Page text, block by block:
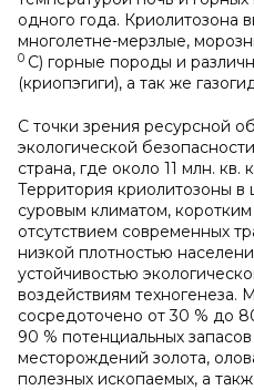
одного года. Криолитозона
многолетне-мерзлые,
0 С) горные породы и
(криопэгиги), а так же
С точки зрения ресурсной
экологической
страна, где около 11 млн. кв.
Территория криолитозоны в
суровым климатом,
отсутствием современных
низкой плотностью
устойчивостью
воздействиям
сосредоточено от 30 % до
90 % потенциальных
месторождений золота,
полезных ископаемых, а